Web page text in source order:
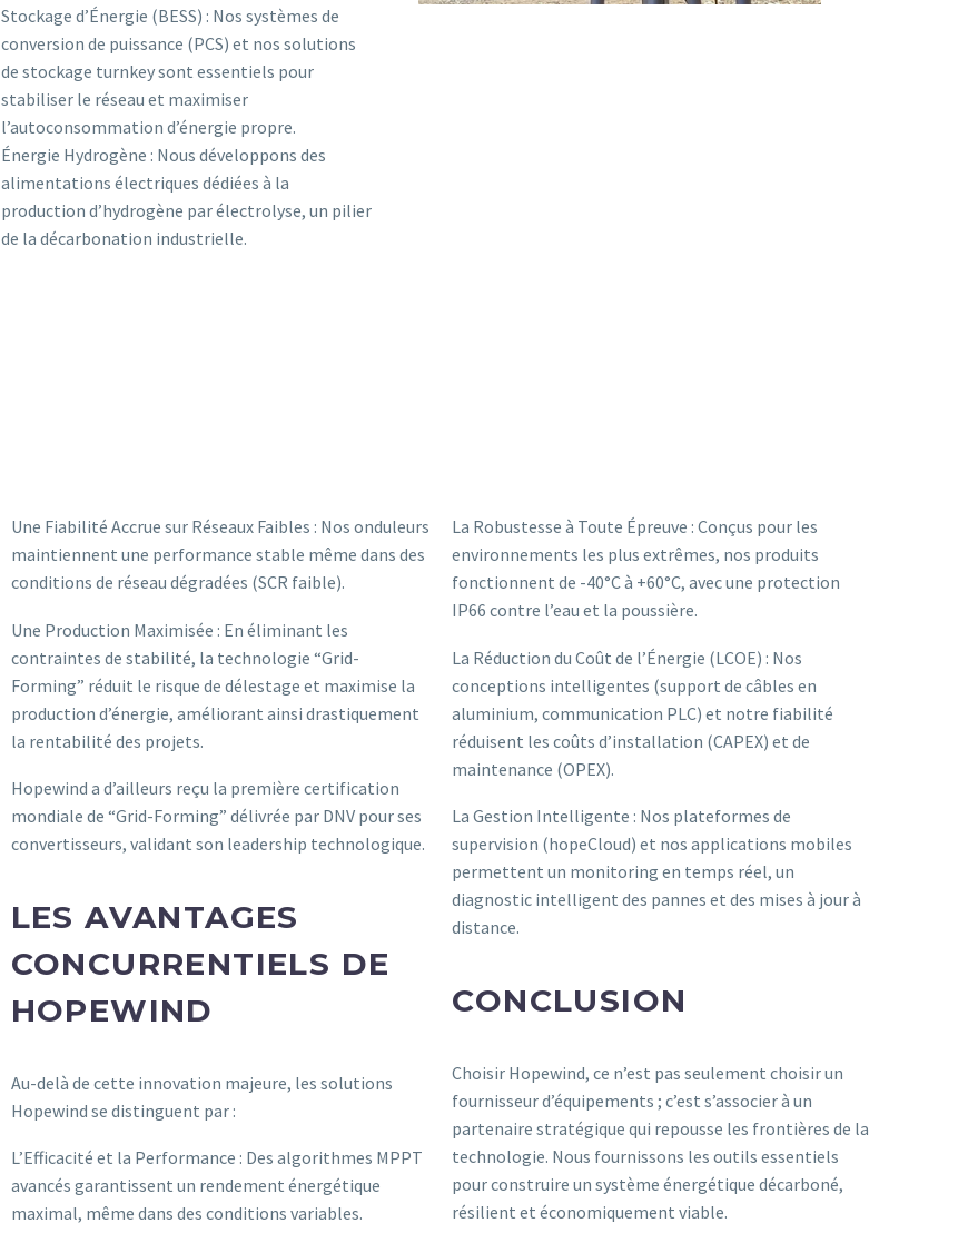
Stockage d’Énergie (BESS) : Nos systèmes de
conversion de puissance (PCS) et nos solutions
de stockage turnkey sont essentiels pour
stabiliser le réseau et maximiser
l’autoconsommation d’énergie propre.
Énergie Hydrogène : Nous développons des
alimentations électriques dédiées à la
production d’hydrogène par électrolyse, un pilier
de la décarbonation industrielle.
Une Fiabilité Accrue sur Réseaux Faibles : Nos onduleurs
maintiennent une performance stable même dans des
conditions de réseau dégradées (SCR faible).
Une Production Maximisée : En éliminant les
contraintes de stabilité, la technologie “Grid-
Forming” réduit le risque de délestage et maximise la
production d’énergie, améliorant ainsi drastiquement
la rentabilité des projets.
Hopewind a d’ailleurs reçu la première certification
mondiale de “Grid-Forming” délivrée par DNV pour ses
convertisseurs, validant son leadership technologique.
LES AVANTAGES
CONCURRENTIELS DE
HOPEWIND
Au-delà de cette innovation majeure, les solutions
Hopewind se distinguent par :
L’Efficacité et la Performance : Des algorithmes MPPT
avancés garantissent un rendement énergétique
maximal, même dans des conditions variables.
La Robustesse à Toute Épreuve : Conçus pour les
environnements les plus extrêmes, nos produits
fonctionnent de -40°C à +60°C, avec une protection
IP66 contre l’eau et la poussière.
La Réduction du Coût de l’Énergie (LCOE) : Nos
conceptions intelligentes (support de câbles en
aluminium, communication PLC) et notre fiabilité
réduisent les coûts d’installation (CAPEX) et de
maintenance (OPEX).
La Gestion Intelligente : Nos plateformes de
supervision (hopeCloud) et nos applications mobiles
permettent un monitoring en temps réel, un
diagnostic intelligent des pannes et des mises à jour à
distance.
CONCLUSION
Choisir Hopewind, ce n’est pas seulement choisir un
fournisseur d’équipements ; c’est s’associer à un
partenaire stratégique qui repousse les frontières de la
technologie. Nous fournissons les outils essentiels
pour construire un système énergétique décarboné,
résilient et économiquement viable.